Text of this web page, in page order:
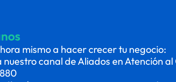
mismo a hacer crecer tu negocio:
nuestro canal de Aliados en Atención al